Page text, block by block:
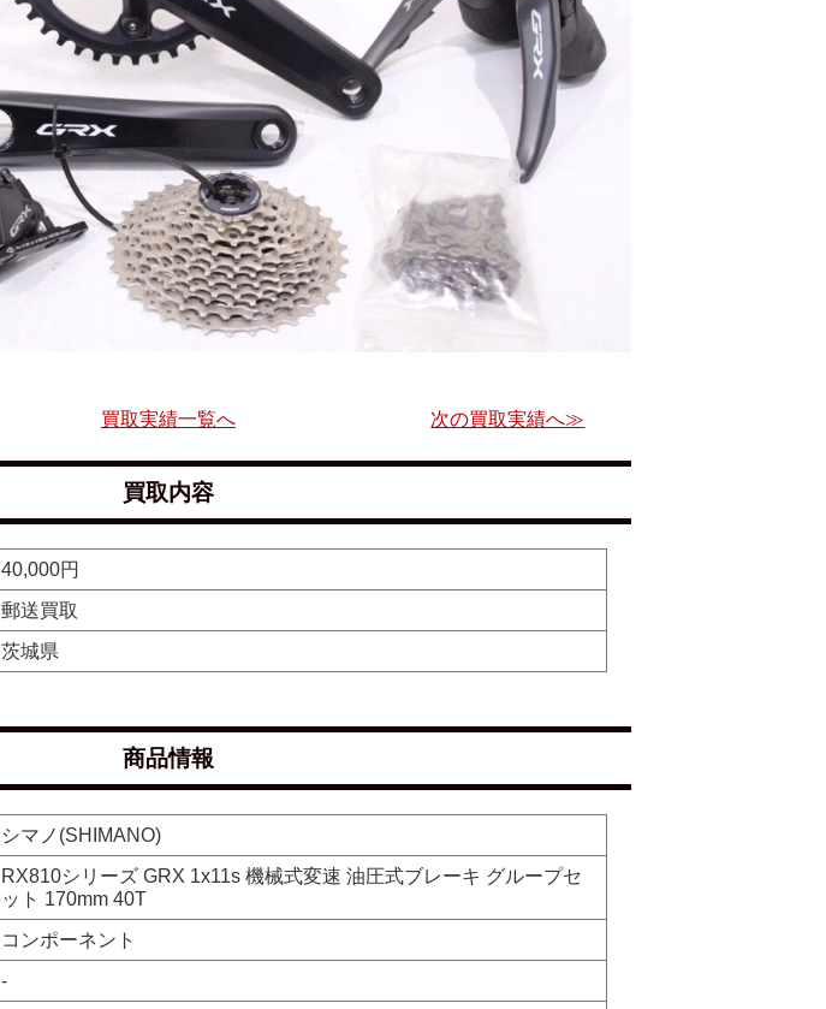
買取実績一覧へ 次の買取実績へ≫
買取内容
40,000円
郵送買取
茨城県
商品情報
シマノ(SHIMANO)
RX810シリーズ GRX 1x11s 機械式変速 油圧式ブレーキ グループセ
ット 170mm 40T
コンポーネント
-